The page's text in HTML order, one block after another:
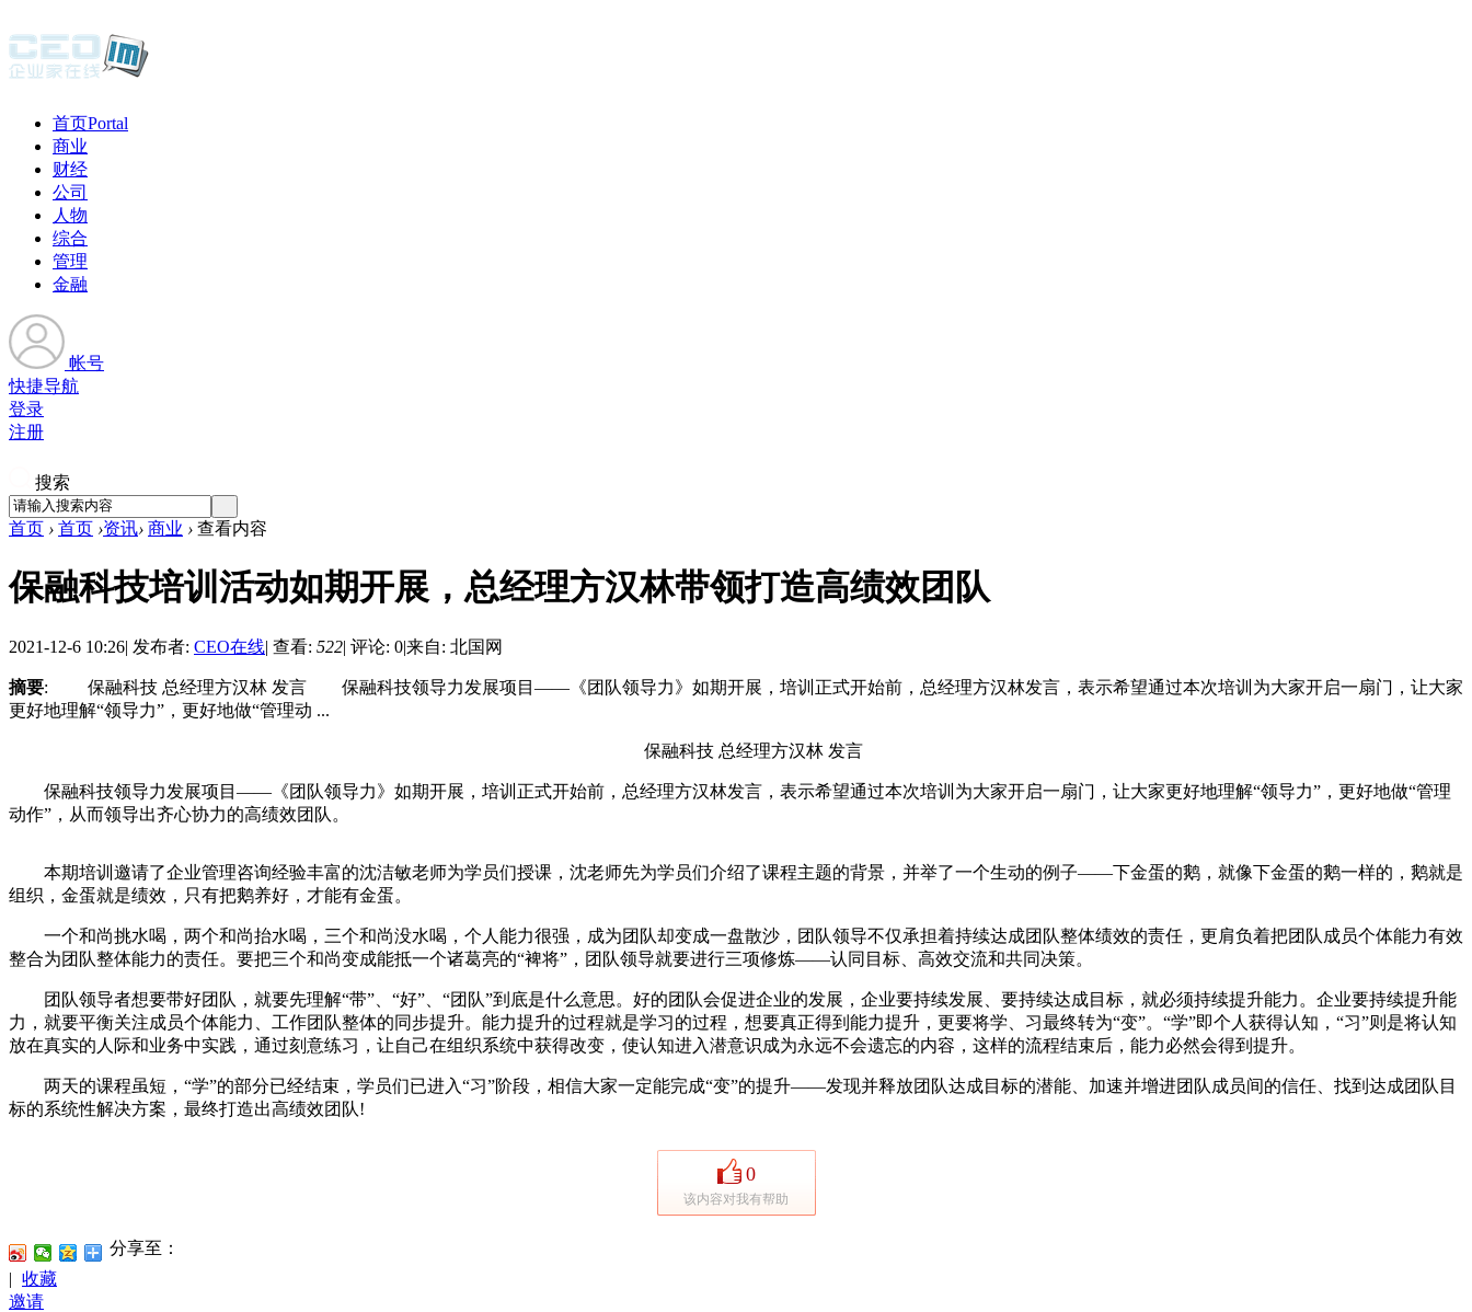
首页Portal
商业
财经
公司
人物
综合
管理
金融
帐号
快捷导航
登录
注册
搜索
首页 › 首页 ›资讯› 商业 › 查看内容
保融科技培训活动如期开展，总经理方汉林带领打造高绩效团队
2021-12-6 10:26| 发布者: CEO在线| 查看: 522| 评论: 0|来自: 北国网
摘要: 保融科技 总经理方汉林 发言 保融科技领导力发展项目——《团队领导力》如期开展，培训正式开始前，总经理方汉林发言，表示希望通过本次培训为大家开启一扇门，让大家
更好地理解“领导力”，更好地做“管理动 ...
保融科技 总经理方汉林 发言
保融科技领导力发展项目——《团队领导力》如期开展，培训正式开始前，总经理方汉林发言，表示希望通过本次培训为大家开启一扇门，让大家更好地理解“领导力”，更好地做“管理
动作”，从而领导出齐心协力的高绩效团队。
本期培训邀请了企业管理咨询经验丰富的沈洁敏老师为学员们授课，沈老师先为学员们介绍了课程主题的背景，并举了一个生动的例子——下金蛋的鹅，就像下金蛋的鹅一样的，鹅就是
组织，金蛋就是绩效，只有把鹅养好，才能有金蛋。
一个和尚挑水喝，两个和尚抬水喝，三个和尚没水喝，个人能力很强，成为团队却变成一盘散沙，团队领导不仅承担着持续达成团队整体绩效的责任，更肩负着把团队成员个体能力有效
整合为团队整体能力的责任。要把三个和尚变成能抵一个诸葛亮的“裨将”，团队领导就要进行三项修炼——认同目标、高效交流和共同决策。
团队领导者想要带好团队，就要先理解“带”、“好”、“团队”到底是什么意思。好的团队会促进企业的发展，企业要持续发展、要持续达成目标，就必须持续提升能力。企业要持续提升能
力，就要平衡关注成员个体能力、工作团队整体的同步提升。能力提升的过程就是学习的过程，想要真正得到能力提升，更要将学、习最终转为“变”。“学”即个人获得认知，“习”则是将认知
放在真实的人际和业务中实践，通过刻意练习，让自己在组织系统中获得改变，使认知进入潜意识成为永远不会遗忘的内容，这样的流程结束后，能力必然会得到提升。
两天的课程虽短，“学”的部分已经结束，学员们已进入“习”阶段，相信大家一定能完成“变”的提升——发现并释放团队达成目标的潜能、加速并增进团队成员间的信任、找到达成团队目
标的系统性解决方案，最终打造出高绩效团队!
0
该内容对我有帮助
分享至：
| 收藏
邀请